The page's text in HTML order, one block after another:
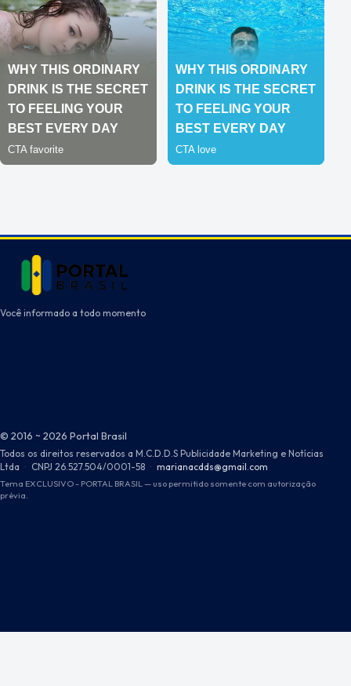
Você informado a todo momento
© 2016 ~ 2026 Portal Brasil
Todos os direitos reservados a M.C.D.D.S Publicidade Marketing e Notícias
Ltda · CNPJ 26.527.504/0001-58 · marianacdds@gmail.com
Tema EXCLUSIVO - PORTAL BRASIL — uso permitido somente com autorização
prévia.